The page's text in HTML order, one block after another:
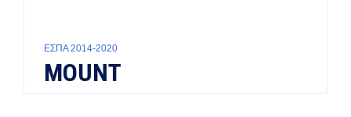
ΕΣΠΑ 2014-2020
MOUNT